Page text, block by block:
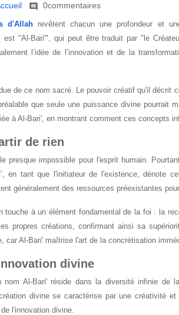
 0commentaires
d'Allahrevêtent chacun une profondeur et
"Al-Bari'", qui peut être traduit par "le
l’idée de l’innovation et de la
de ce nom sacré. Le pouvoir créatif qu'il décrit
que seule une puissance divine pourrait
à Al-Bari', en montrant comment ces concepts
de rien
presque impossible pour l'esprit humain.
en tant que l'initiateur de l'existence, dénote
généralement des ressources préexistantes
touche à un élément fondamental de la foi : la
propres créations, confirmant ainsi sa
car Al-Bari' maîtrise l'art de la concrétisation
divine
nom Al-Bari' réside dans la diversité infinie de
divine se caractérise par une créativité
l'innovation divine.